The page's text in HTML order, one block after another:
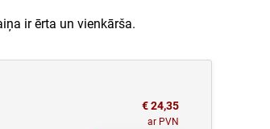
ir ērta un vienkārša.
€ 24,35
ar PVN